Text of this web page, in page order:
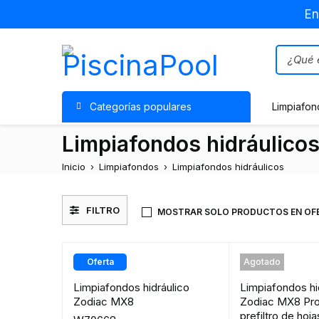
Categorías populares
Limpiafondos hidráulicos
Inicio › Limpiafondos › Limpiafondos hidráulicos
FILTRO MOSTRAR SOLO PRODUCTOS EN
Oferta
Destacado
Limpiafondos hidráulico
Zodiac MX8
Agotado
Limpiafondos
Zodiac MX8
prefiltro de